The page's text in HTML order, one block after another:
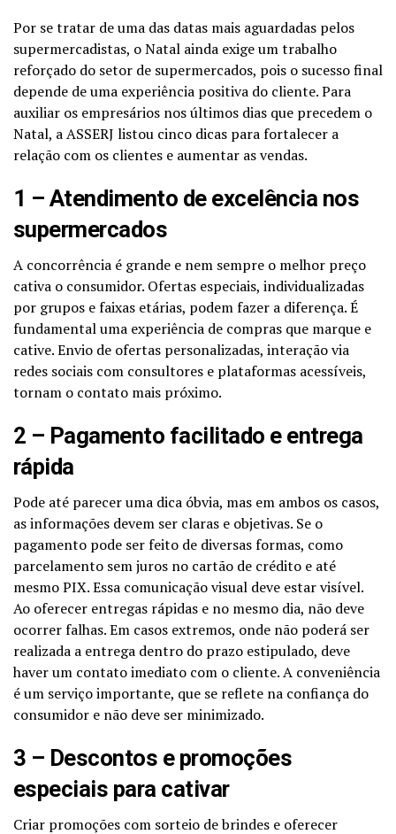
Por se tratar de uma das datas mais aguardadas pelos
supermercadistas, o Natal ainda exige um trabalho
reforçado do setor de supermercados, pois o sucesso final
depende de uma experiência positiva do cliente. Para
auxiliar os empresários nos últimos dias que precedem o
Natal, a ASSERJ listou cinco dicas para fortalecer a
relação com os clientes e aumentar as vendas.
1 – Atendimento de excelência nos
supermercados
A concorrência é grande e nem sempre o melhor preço
cativa o consumidor. Ofertas especiais, individualizadas
por grupos e faixas etárias, podem fazer a diferença. É
fundamental uma experiência de compras que marque e
cative. Envio de ofertas personalizadas, interação via
redes sociais com consultores e plataformas acessíveis,
tornam o contato mais próximo.
2 – Pagamento facilitado e entrega
rápida
Pode até parecer uma dica óbvia, mas em ambos os casos,
as informações devem ser claras e objetivas. Se o
pagamento pode ser feito de diversas formas, como
parcelamento sem juros no cartão de crédito e até
mesmo PIX. Essa comunicação visual deve estar visível.
Ao oferecer entregas rápidas e no mesmo dia, não deve
ocorrer falhas. Em casos extremos, onde não poderá ser
realizada a entrega dentro do prazo estipulado, deve
haver um contato imediato com o cliente. A conveniência
é um serviço importante, que se reflete na confiança do
consumidor e não deve ser minimizado.
3 – Descontos e promoções
especiais para cativar
Criar promoções com sorteio de brindes e oferecer